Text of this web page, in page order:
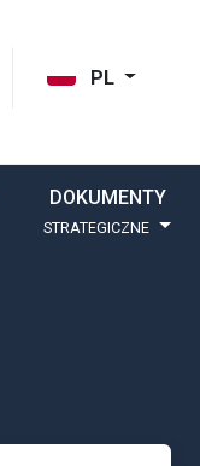
PL
DOKUMENTY
STRATEGICZNE